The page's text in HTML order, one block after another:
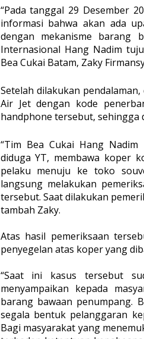
“Pada tanggal 29 Desember
informasi bahwa akan ada
dengan mekanisme barang
Internasional Hang Nadim
Bea Cukai Batam, Zaky
Setelah dilakukan
Air Jet dengan kode
handphone tersebut,
“Tim Bea Cukai Hang
diduga YT, membawa koper
pelaku menuju ke toko
langsung melakukan
tersebut. Saat dilakukan
tambah Zaky.
Atas hasil pemeriksaan
penyegelan atas koper yang
“Saat ini kasus tersebut
menyampaikan kepada
barang bawaan penumpang.
segala bentuk pelanggaran
Bagi masyarakat yang